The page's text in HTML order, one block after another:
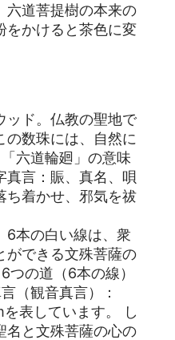
六道菩提樹の本来の
をかけると茶色に変
ッド。仏教の聖地で
の数珠には、自然に
六道輪廻」の意味
真言：賑、真名、唄
ち着かせ、邪気を祓
6本の白い線は、衆
ができる文殊菩薩の
つの道（6本の線）
（観音真言）：
表しています。 し
名と文殊菩薩の心の